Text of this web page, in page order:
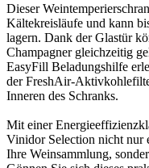
Dieser
Kältekreisläufe und kann
lagern. Dank der Glastür
Champagner gleichzeitig
EasyFill Beladungshilfe
der FreshAir-
Inneren des Schranks.
Mit einer
Vinidor Selection nicht nur
Ihre Weinsammlung,